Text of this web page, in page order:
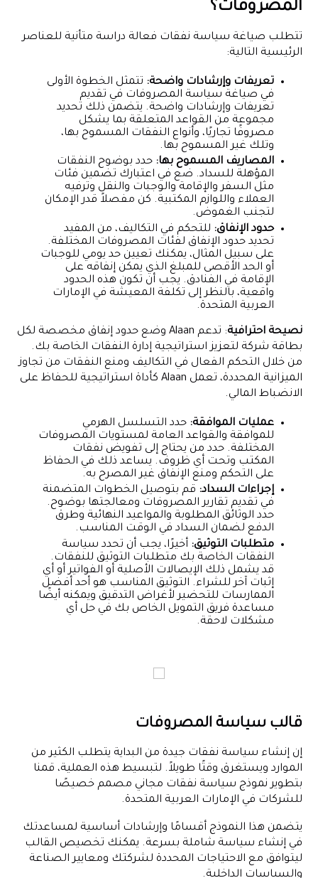
المصروفات؟
تتطلب صياغة سياسة نفقات فعالة دراسة متأنية للعناصر
الرئيسية التالية:
تعريفات وإرشادات واضحة: تتمثل الخطوة الأولى
في صياغة سياسة المصروفات في تقديم
تعريفات وإرشادات واضحة. يتضمن ذلك تحديد
مجموعة من القواعد المتعلقة بما يشكل
مصروفًا تجاريًا، وأنواع النفقات المسموح بها،
وتلك غير المسموح بها.
المصاريف المسموح بها: حدد بوضوح النفقات
المؤهلة للسداد. ضع في اعتبارك تضمين فئات
مثل السفر والإقامة والوجبات والنقل وترفيه
العملاء واللوازم المكتبية. كن مفصلاً قدر الإمكان
لتجنب الغموض.
حدود الإنفاق: للتحكم في التكاليف، من المفيد
تحديد حدود الإنفاق لفئات المصروفات المختلفة.
على سبيل المثال، يمكنك تعيين حد يومي للوجبات
أو الحد الأقصى للمبلغ الذي يمكن إنفاقه على
الإقامة في الفنادق. يجب أن تكون هذه الحدود
واقعية، بالنظر إلى تكلفة المعيشة في الإمارات
العربية المتحدة.
نصيحة احترافية
: تدعم Alaan وضع حدود إنفاق مخصصة لكل
بطاقة شركة لتعزيز استراتيجية إدارة النفقات الخاصة بك.
من خلال التحكم الفعال في التكاليف ومنع النفقات من تجاوز
الميزانية المحددة، تعمل Alaan كأداة استراتيجية للحفاظ على
الانضباط المالي.
عمليات الموافقة: حدد التسلسل الهرمي
للموافقة والقواعد العامة لمستويات المصروفات
المختلفة. حدد من يحتاج إلى تفويض نفقات
المكتب وتحت أي ظروف. يساعد ذلك في الحفاظ
على التحكم ومنع الإنفاق غير المصرح به.
إجراءات السداد: قم بتوصيل الخطوات المتضمنة
في تقديم تقارير المصروفات ومعالجتها بوضوح.
حدد الوثائق المطلوبة والمواعيد النهائية وطرق
الدفع لضمان السداد في الوقت المناسب.
متطلبات التوثيق: أخيرًا، يجب أن تحدد سياسة
النفقات الخاصة بك متطلبات التوثيق للنفقات.
قد يشمل ذلك الإيصالات الأصلية أو الفواتير أو أي
إثبات آخر للشراء. التوثيق المناسب هو أحد أفضل
الممارسات للتحضير لأغراض التدقيق ويمكنه أيضًا
مساعدة فريق التمويل الخاص بك في حل أي
مشكلات لاحقة.
قالب سياسة المصروفات
إن إنشاء سياسة نفقات جيدة من البداية يتطلب الكثير من
الموارد ويستغرق وقتًا طويلاً. لتبسيط هذه العملية، قمنا
بتطوير نموذج سياسة نفقات مجاني مصمم خصيصًا
للشركات في الإمارات العربية المتحدة.
يتضمن هذا النموذج أقسامًا وإرشادات أساسية لمساعدتك
في إنشاء سياسة شاملة بسرعة. يمكنك تخصيص القالب
ليتوافق مع الاحتياجات المحددة لشركتك ومعايير الصناعة
والسياسات الداخلية.